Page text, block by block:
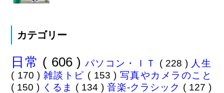
カテゴリー
日常 ( 606 )パソコン・ＩＴ ( 228 ) 人生
( 170 ) 雑談トピ ( 153 ) 写真やカメラのこと
( 150 ) くるま ( 134 ) 音楽-クラシック ( 127 )